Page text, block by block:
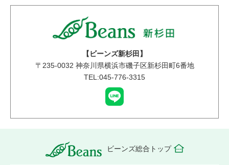
【ビーンズ新杉田】
〒 235-0032 神奈川県横浜市磯子区新杉田町6番地
TEL:045-776-3315
ビーンズ総合トップ